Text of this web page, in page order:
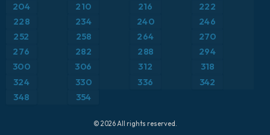
Europa
Francia
Grecia
Islandia
Temperatura a 2 m
Temperatura a 500 hPa
Temperatura a 850 hPa
Viento a 10 m
Viento a 300 hPa (corriente en chorro)
204
210 216
222
228
234 240
246
252
258 264 270
276 282 288 294
300 306 312
318
324
330 336
342
348
354
© 2026 All rights reserved.